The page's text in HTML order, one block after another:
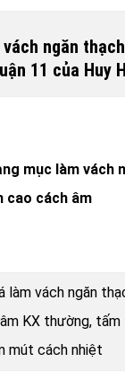
vách ngăn
11 của Huy
mục làm vách
cao cách âm
làm vách ngăn
KX thường, tấm
mút cách nhiệt